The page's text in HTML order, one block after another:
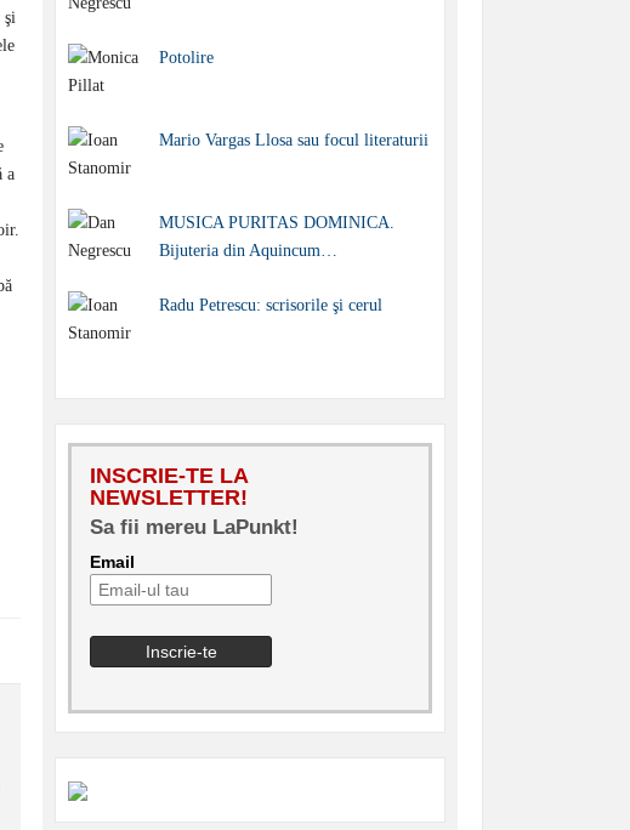
şi
a
Potolire
Mario Vargas Llosa sau focul literaturii
MUSICA PURITAS DOMINICA.
Bijuteria din Aquincum…
Radu Petrescu: scrisorile şi cerul
INSCRIE-TE LA
NEWSLETTER!
Sa fii mereu LaPunkt!
Email